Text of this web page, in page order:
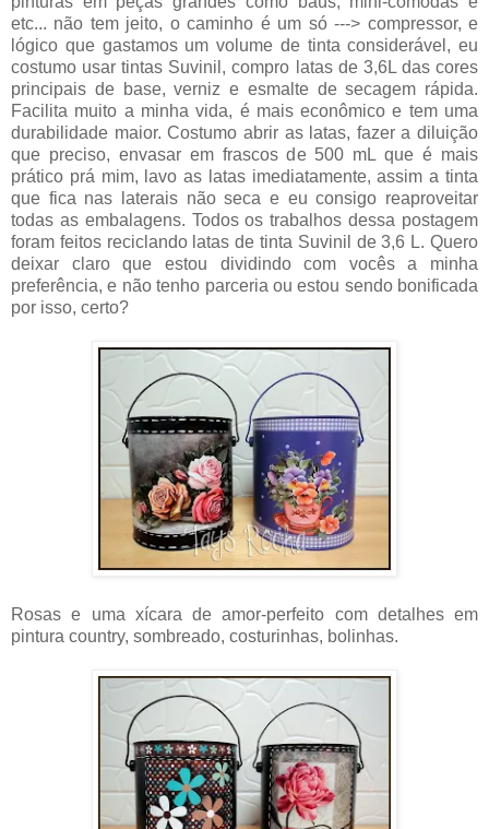
etc... não tem jeito, o caminho é um só ---> compressor, e
lógico que gastamos um volume de tinta considerável, eu
costumo usar tintas Suvinil, compro latas de 3,6L das cores
principais de base, verniz e esmalte de secagem rápida.
Facilita muito a minha vida, é mais econômico e tem uma
durabilidade maior. Costumo abrir as latas, fazer a diluição
que preciso, envasar em frascos de 500 mL que é mais
prático prá mim, lavo as latas imediatamente, assim a tinta
que fica nas laterais não seca e eu consigo reaproveitar
todas as embalagens. Todos os trabalhos dessa postagem
foram feitos reciclando latas de tinta Suvinil de 3,6 L. Quero
deixar claro que estou dividindo com vocês a minha
preferência, e não tenho parceria ou estou sendo bonificada
por isso, certo?
Rosas e uma xícara de amor-perfeito com detalhes em
pintura country, sombreado, costurinhas, bolinhas.